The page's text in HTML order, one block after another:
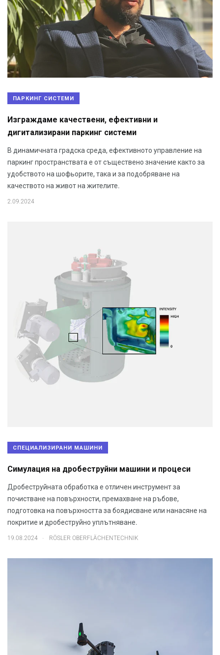
ПАРКИНГ СИСТЕМИ
Изграждаме качествени, ефективни и
дигитализирани паркинг системи
В динамичната градска среда, ефективното управление на
паркинг пространствата е от съществено значение както за
удобството на шофьорите, така и за подобряване на
качеството на живот на жителите.
2.09.2024
СПЕЦИАЛИЗИРАНИ МАШИНИ
Симулация на дробеструйни машини и процеси
Дробеструйната обработка е отличен инструмент за
почистване на повърхности, премахване на ръбове,
подготовка на повърхността за боядисване или нанасяне на
покритие и дробеструйно уплътняване.
19.08.2024 . RÖSLER OBERFLÄCHENTECHNIK